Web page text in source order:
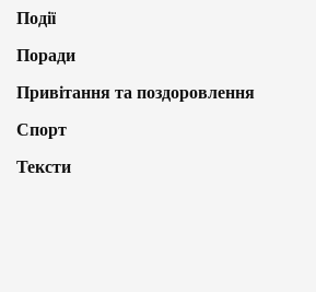
Події
Поради
Привітання та поздоровлення
Спорт
Тексти